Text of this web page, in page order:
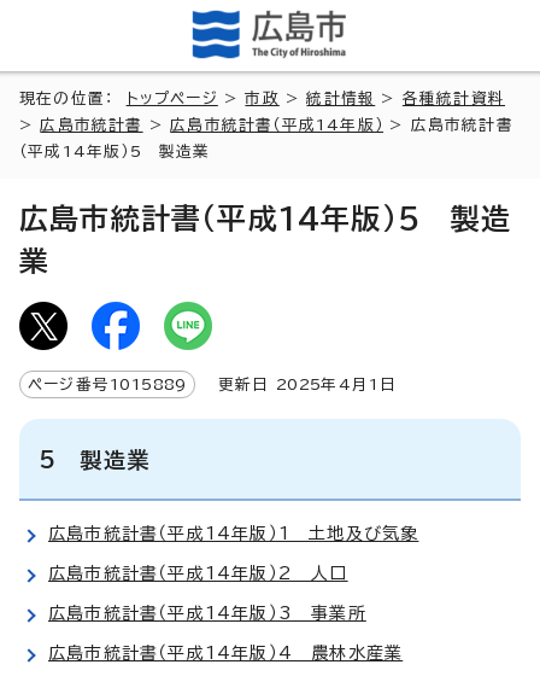
現在の位置： トップページ >市政 >統計情報 > 各種統計資料
>広島市統計書 >広島市統計書（平成14年版）
> 広島市統計書
（平成14年版）5 製造業
広島市統計書（平成14年版）5 製造
業
ページ番号 1015889 更新日 2025年4月1日
5 製造業
広島市統計書（平成14年版）1 土地及び気象
広島市統計書（平成14年版）2 人口
広島市統計書（平成14年版）3 事業所
広島市統計書（平成14年版）4 農林水産業